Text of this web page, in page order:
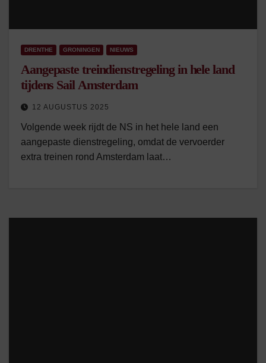
DRENTHE GRONINGEN NIEUWS
Aangepaste treindienstregeling in hele land
tijdens Sail Amsterdam
12 AUGUSTUS 2025
Volgende week rijdt de NS in het hele land een
aangepaste dienstregeling, omdat de vervoerder
extra treinen rond Amsterdam laat…